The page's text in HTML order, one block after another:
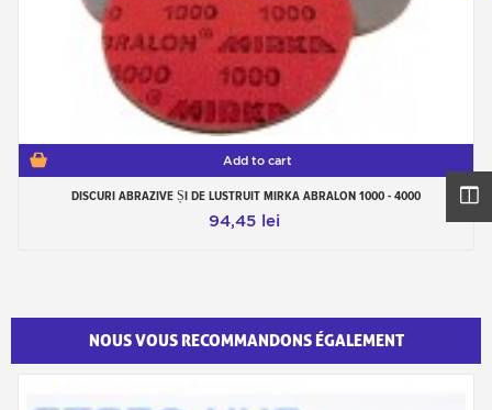
Add to cart
DISCURI ABRAZIVE ȘI DE LUSTRUIT MIRKA ABRALON 1000 - 4000
94,45 lei
NOUS VOUS RECOMMANDONS ÉGALEMENT